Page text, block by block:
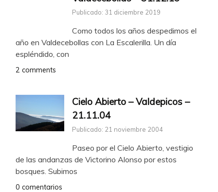
Publicado: 31 diciembre 2019
Como todos los años despedimos el
año en Valdecebollas con La Escalerilla. Un día
espléndido, con
2 comments
Cielo Abierto – Valdepicos –
21.11.04
Publicado: 21 noviembre 2004
Paseo por el Cielo Abierto, vestigio
de las andanzas de Victorino Alonso por estos
bosques. Subimos
0 comentarios